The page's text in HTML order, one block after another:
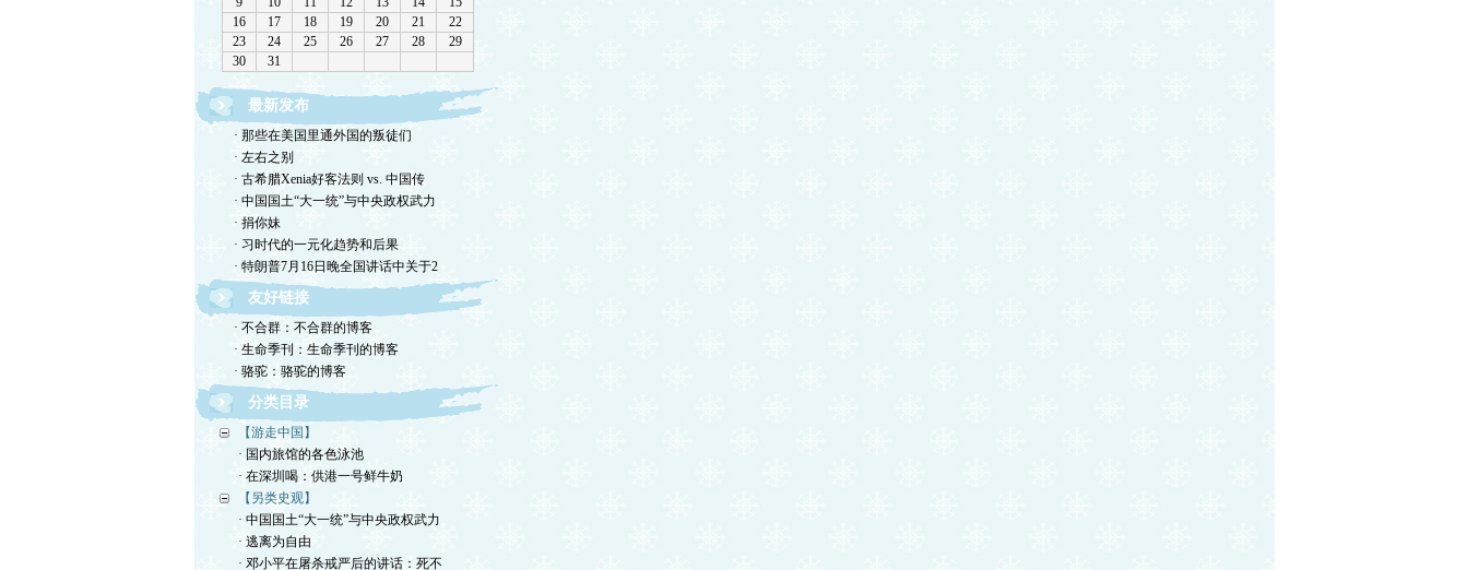
最新发布
· 那些在美国里通外国的叛徒们
· 左右之别
· 古希腊Xenia好客法则 vs. 中国传
· 中国国土“大一统”与中央政权武力
· 捐你妹
· 习时代的一元化趋势和后果
· 特朗普7月16日晚全国讲话中关于2
友好链接
· 不合群：不合群的博客
· 生命季刊：生命季刊的博客
· 骆驼：骆驼的博客
分类目录
【游走中国】
· 国内旅馆的各色泳池
· 在深圳喝：供港一号鲜牛奶
【另类史观】
· 中国国土“大一统”与中央政权武力
· 逃离为自由
· 邓小平在屠杀戒严后的讲话：死不